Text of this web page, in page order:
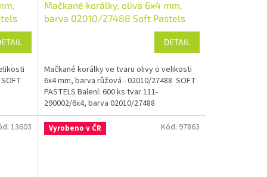
Mačkané korálky, oliva 6x4 mm,
barva 02010/27488 Soft Pastels
DETAIL
Mačkané korálky ve tvaru olivy o velikosti
6x4 mm, barva růžová - 02010/27488 SOFT
PASTELS Balení: 600 ks tvar 111-
290002/6x4, barva 02010/27488
13603 Vyrobeno v ČR Kód: 97863